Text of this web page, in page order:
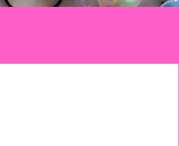
